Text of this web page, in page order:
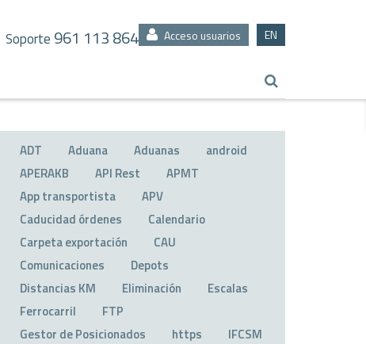
Soporte 961 113 864 Acceso usuarios EN
ADT Aduana Aduanas
android
APERAKB
API Rest
APMT
App transportista
APV
Caducidad órdenes
Calendario
Carpeta exportación
CAU
Comunicaciones
Depots
Distancias KM
Eliminación
Escalas
Ferrocarril
FTP
Gestor de Posicionados
https
IFCSM